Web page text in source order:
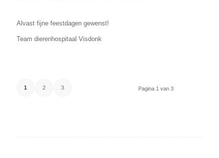
Alvast fijne feestdagen gewenst!
Team dierenhospitaal Visdonk
Pagina 1 van 3
1 2 3